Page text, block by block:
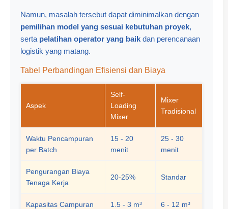
Namun, masalah tersebut dapat diminimalkan dengan
pemilihan model yang sesuai kebutuhan proyek,
serta pelatihan operator yang baik dan perencanaan
logistik yang matang.
Tabel Perbandingan Efisiensi dan Biaya
Aspek
Self-
Loading
Mixer
Mixer
Tradisional
Waktu Pencampuran
per Batch
15 - 20
menit
25 - 30
menit
Pengurangan Biaya
Tenaga Kerja
20-25% Standar
Kapasitas Campuran 1.5 - 3 m³ 6 - 12 m³